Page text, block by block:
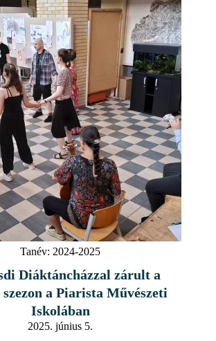
Tanév: 2024-2025
Diáktáncházzal zárult a
a Piarista Művészeti
Iskolában
2025. június 5.